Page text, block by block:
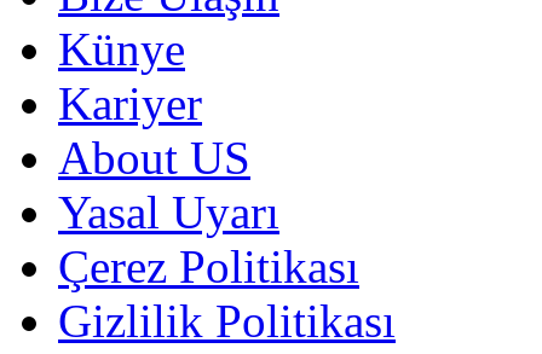
Künye
Kariyer
About US
Yasal Uyarı
Çerez Politikası
Gizlilik Politikası